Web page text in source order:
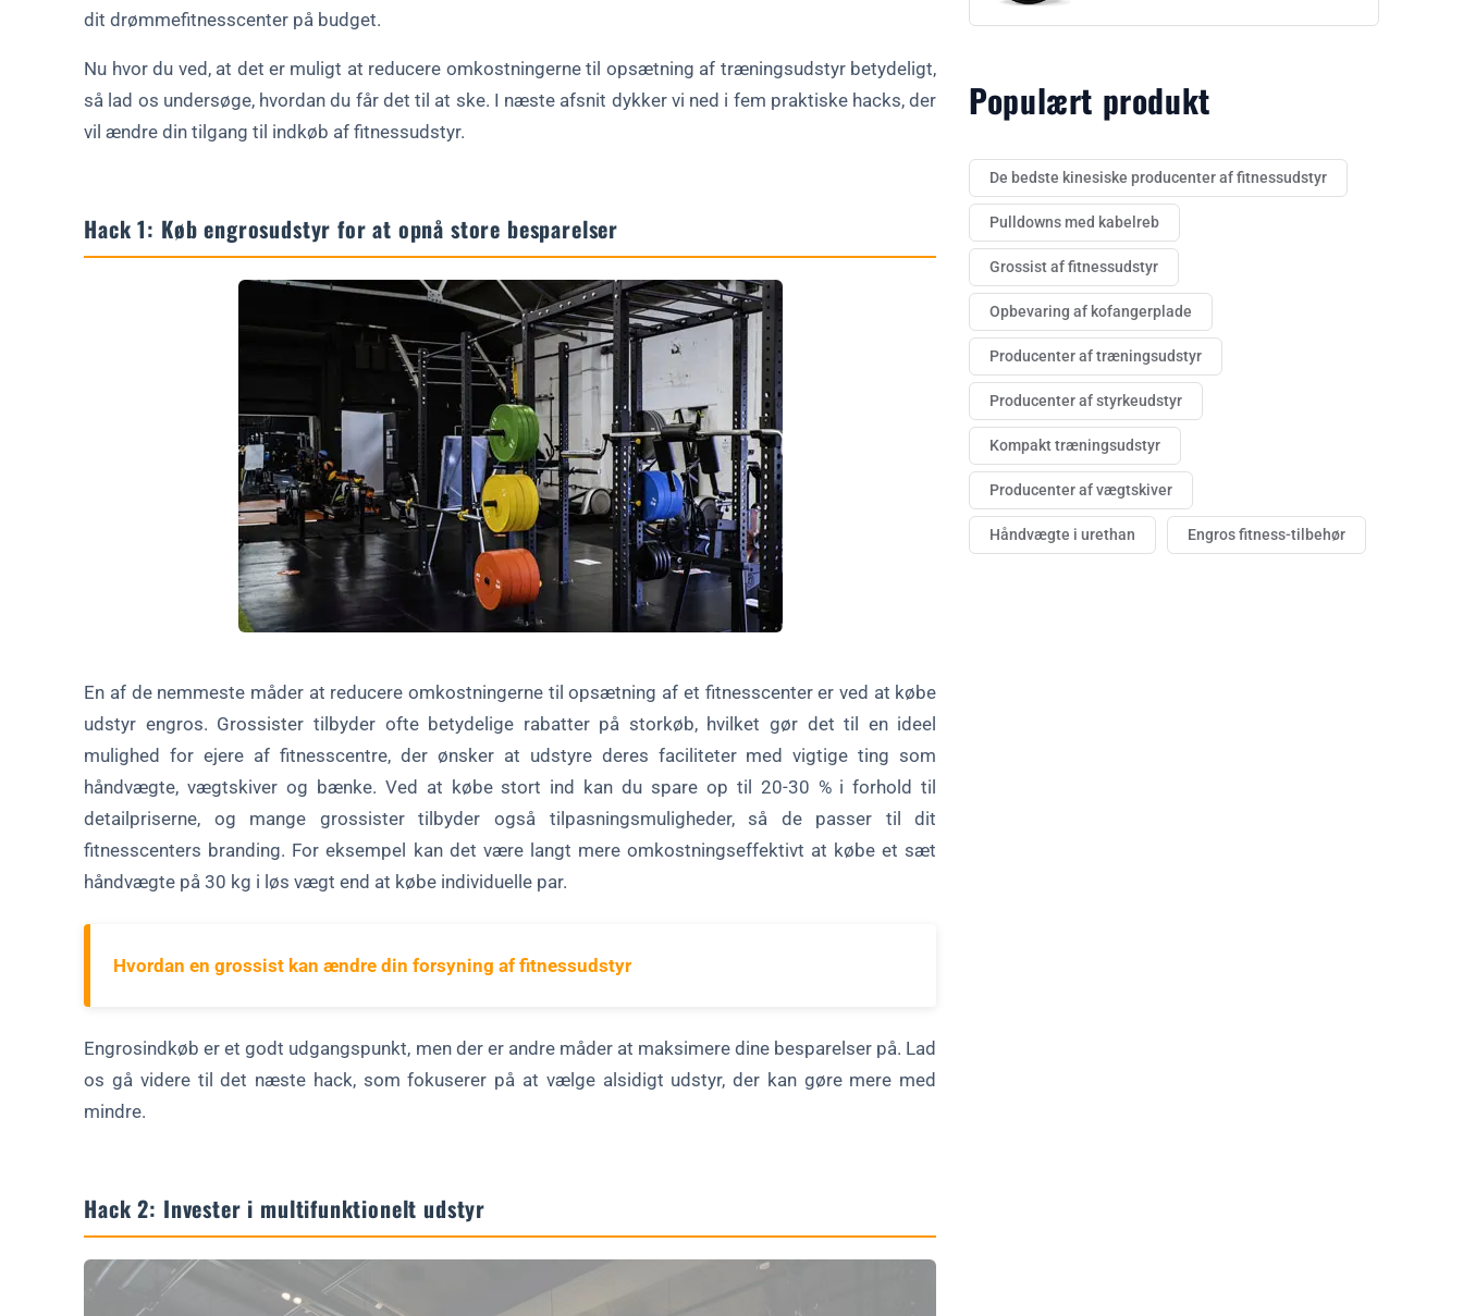
dit drømmefitnesscenter på budget.
Nu hvor du ved, at det er muligt at reducere omkostningerne til opsætning af træningsudstyr betydeligt,
så lad os undersøge, hvordan du får det til at ske. I næste afsnit dykker vi ned i fem praktiske hacks, der
vil ændre din tilgang til indkøb af fitnessudstyr.
Hack 1: Køb engrosudstyr for at opnå store besparelser
En af de nemmeste måder at reducere omkostningerne til opsætning af et fitnesscenter er ved at købe
udstyr engros. Grossister tilbyder ofte betydelige rabatter på storkøb, hvilket gør det til en ideel
mulighed for ejere af fitnesscentre, der ønsker at udstyre deres faciliteter med vigtige ting som
håndvægte, vægtskiver og bænke. Ved at købe stort ind kan du spare op til 20-30 % i forhold til
detailpriserne, og mange grossister tilbyder også tilpasningsmuligheder, så de passer til dit
fitnesscenters branding. For eksempel kan det være langt mere omkostningseffektivt at købe et sæt
håndvægte på 30 kg i løs vægt end at købe individuelle par.
Hvordan en grossist kan ændre din forsyning af fitnessudstyr
Engrosindkøb er et godt udgangspunkt, men der er andre måder at maksimere dine besparelser på. Lad
os gå videre til det næste hack, som fokuserer på at vælge alsidigt udstyr, der kan gøre mere med
mindre.
Hack 2: Invester i multifunktionelt udstyr
Populært produkt
De bedste kinesiske producenter af fitnessudstyr
Pulldowns med kabelreb
Grossist af fitnessudstyr
Opbevaring af kofangerplade
Producenter af træningsudstyr
Producenter af styrkeudstyr
Kompakt træningsudstyr
Producenter af vægtskiver
Håndvægte i urethan Engros fitness-tilbehør